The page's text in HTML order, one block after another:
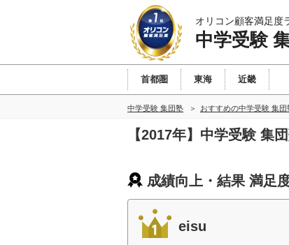
オリコン顧客満足度
中学受験
首都圏 東海 近畿
中学受験 集団塾 おすすめの中学受験 集
【2017年】中学受験 集
成績向上・結果 満足
eisu